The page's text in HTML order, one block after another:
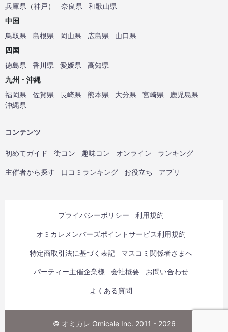
兵庫県 （神戸） 奈良県
和歌山県
中国
鳥取県
島根県 岡山県 広島県
山口県
四国
徳島県
香川県 愛媛県
高知県
九州・沖縄
福岡県
佐賀県 長崎県 熊本県 大分県 宮崎県
鹿児島県
沖縄県
コンテンツ
初めてガイド 街コン 趣味コン オンライン ランキング
主催者から探す 口コミランキング お役立ち アプリ
プライバシーポリシー 利用規約
オミカレメンバーズポイントサービス利用規約
特定商取引法に基づく表記 マスコミ関係者さまへ
パーティー主催企業様 会社概要 お問い合わせ
よくある質問
© オミカレ Omicale Inc. 2011 - 2026